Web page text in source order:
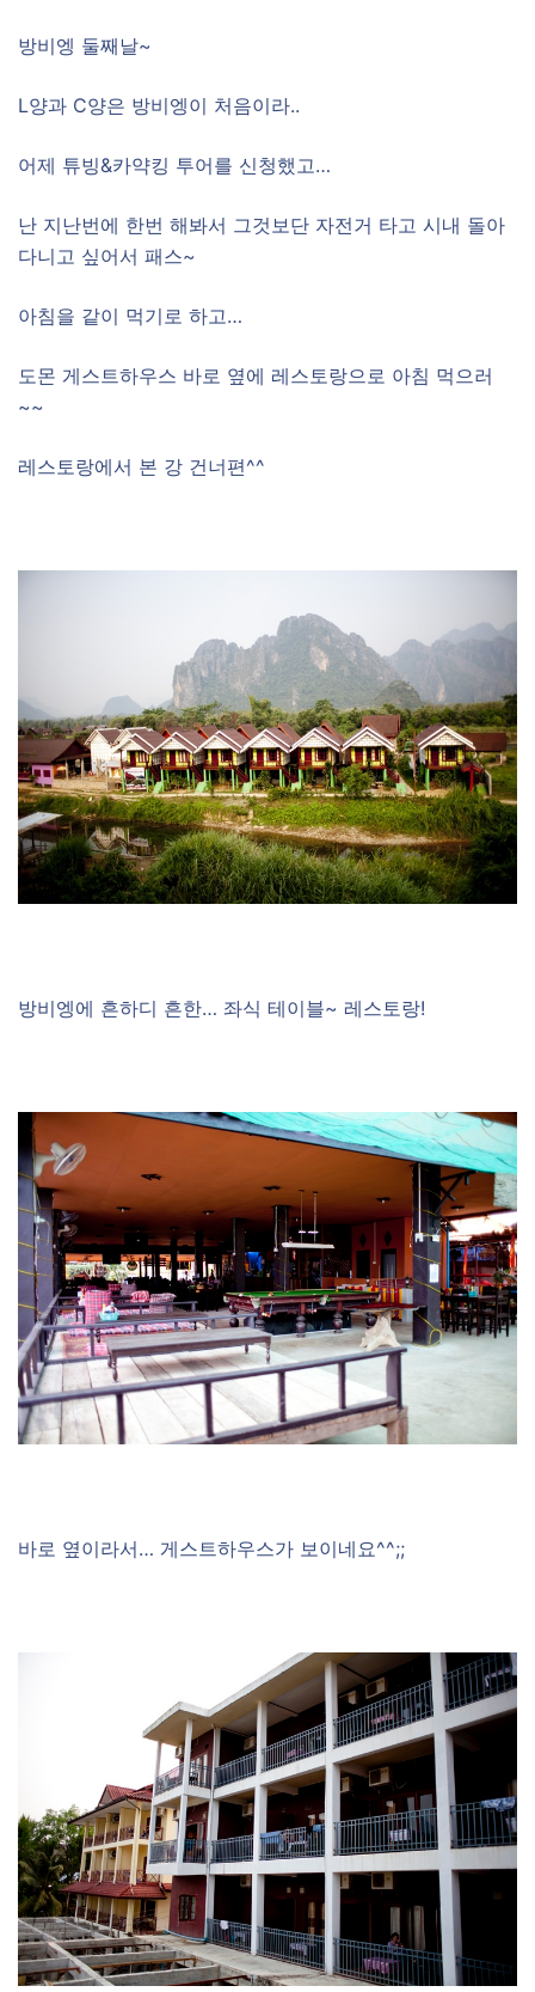
방비엥 둘째날~
L양과 C양은 방비엥이 처음이라..
어제 튜빙&카약킹 투어를 신청했고…
난 지난번에 한번 해봐서 그것보단 자전거 타고 시내 돌아
다니고 싶어서 패스~
아침을 같이 먹기로 하고…
도몬 게스트하우스 바로 옆에 레스토랑으로 아침 먹으러
~~
레스토랑에서 본 강 건너편^^
방비엥에 흔하디 흔한… 좌식 테이블~ 레스토랑!
바로 옆이라서… 게스트하우스가 보이네요^^;;